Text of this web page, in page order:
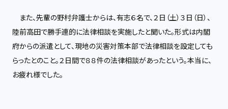
また、先輩の野村弁護士からは、有志６名で、２日（土）３日（日）、
陸前高田で勝手連的に法律相談を実施したと聞いた。形式は内閣
府からの派遣として、現地の災害対策本部で法律相談を設定しても
らったとのこと。２日間で８８件の法律相談があったという。本当に、
お疲れ様でした。